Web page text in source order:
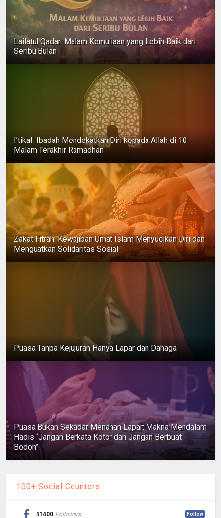
Lailatul Qadar: Malam Kemuliaan yang Lebih Baik dari
Seribu Bulan
I’tikaf: Ibadah Mendekatkan Diri kepada Allah di 10
Malam Terakhir Ramadhan
Zakat Fitrah: Kewajiban Umat Islam Menyucikan Diri dan
Menguatkan Solidaritas Sosial
Puasa Tanpa Kejujuran Hanya Lapar dan Dahaga
Puasa Bukan Sekadar Menahan Lapar: Makna Mendalam
Hadis “Jangan Berkata Kotor dan Jangan Berbuat
Bodoh”
100+ Social Counters
41400 Followers Follow